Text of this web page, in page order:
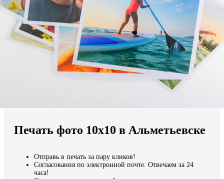
Мы доставляем по всему миру
Продолжить без города
Печать фото 10х10 в Альметьевске
Отправь в печать за пару кликов!
Согласования по электронной почте. Отвечаем за 24
часа!